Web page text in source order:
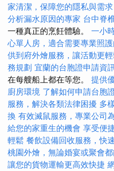
家清潔，保障您的隱私與需求
分析漏水原因的專家 台中脊
一種真正的烹飪體驗。 一小
心單人房，適合需要專業照
供到府外燴服務，讓活動更
務規劃 宜蘭的台胞證申請資
在每艘船上都在等您。 提供
廚房環境 了解如何申請台胞
服務，解決各類法律困擾 多
換 有效滅鼠服務，專業公司
給您的家重生的機會 享受便
輕鬆 餐飲設備回收服務，快
桃園外燴，無論婚宴或聚會
讓您的貨物運輸更高效快捷